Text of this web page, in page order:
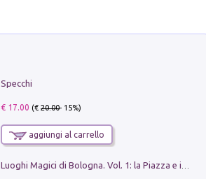
Specchi
€ 17.00 (€20.00- 15%)
aggiungi al carrello